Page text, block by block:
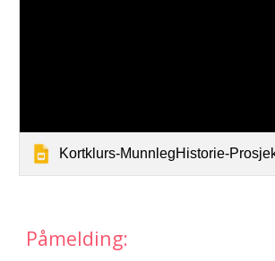
Kortklurs-MunnlegHistorie-
Påmelding: